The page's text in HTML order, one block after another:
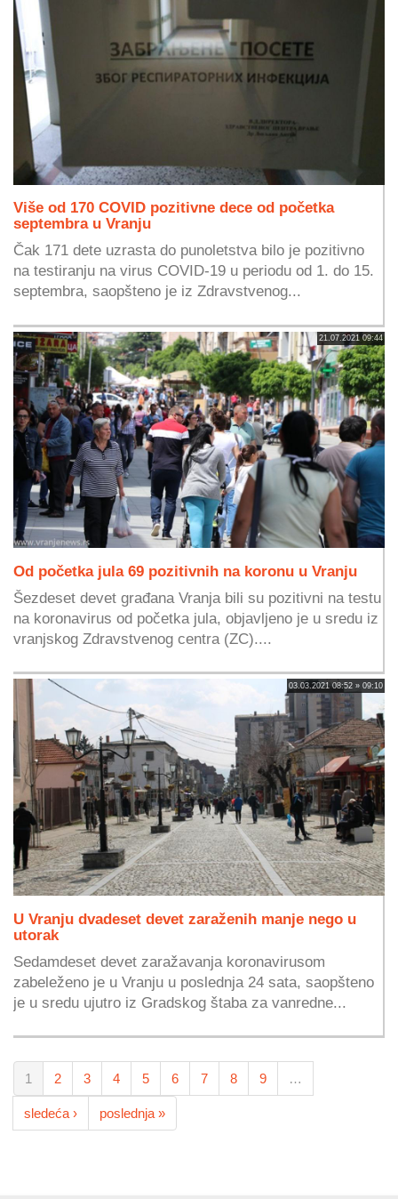
Više od 170 COVID pozitivne dece od početka
septembra u Vranju
Čak 171 dete uzrasta do punoletstva bilo je pozitivno
na testiranju na virus COVID-19 u periodu od 1. do 15.
septembra, saopšteno je iz Zdravstvenog...
21.07.2021 09:44
Od početka jula 69 pozitivnih na koronu u Vranju
Šezdeset devet građana Vranja bili su pozitivni na testu
na koronavirus od početka jula, objavljeno je u sredu iz
vranjskog Zdravstvenog centra (ZC)....
03.03.2021 08:52 » 09:10
U Vranju dvadeset devet zaraženih manje nego u
utorak
Sedamdeset devet zaražavanja koronavirusom
zabeleženo je u Vranju u poslednja 24 sata, saopšteno
je u sredu ujutro iz Gradskog štaba za vanredne...
1 2 3 4 5 6 7 8 9 …
sledeća › poslednja »